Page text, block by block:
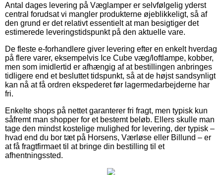
Antal dages levering på Væglamper er selvfølgelig yderst
central forudsat vi mangler produkterne øjeblikkeligt, så af
den grund er det relativt essentielt at man besigtiger det
estimerede leveringstidspunkt på den aktuelle vare.
De fleste e-forhandlere giver levering efter en enkelt hverdag
på flere varer, eksempelvis Ice Cube væg/loftlampe, kobber,
men som imidlertid er afhængig af at bestillingen anbringes
tidligere end et besluttet tidspunkt, så at de højst sandsynligt
kan nå at få ordren ekspederet før lagermedarbejderne har
fri.
Enkelte shops på nettet garanterer fri fragt, men typisk kun
såfremt man shopper for et bestemt beløb. Ellers skulle man
tage den mindst kostelige mulighed for levering, der typisk –
hvad end du bor tæt på Horsens, Værløse eller Billund – er
at få fragtfirmaet til at bringe din bestilling til et
afhentningssted.